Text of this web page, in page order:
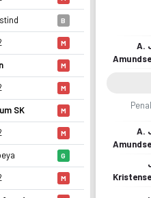
B
M
M
M
SK M
M
G
M
A.
A.